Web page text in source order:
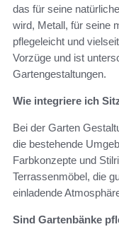
das für seine
wird, Metall, für seine
pflegeleicht und
Vorzüge und ist
Gartengestaltungen.
Wie integriere ich
Bei der Garten
die bestehende
Farbkonzepte und
Terrassenmöbel, die
einladende
Sind Gartenbänke